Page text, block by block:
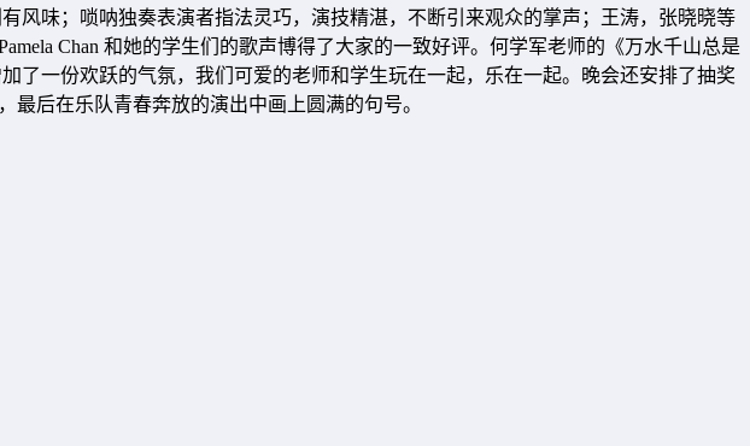
风味；唢呐独奏表演者指法灵巧，演技精湛，不断引来观众的掌声；王涛，张晓晓等
Chan 和她的学生们的歌声博得了大家的一致好评。何学军老师的《万水千山总是
了一份欢跃的气氛，我们可爱的老师和学生玩在一起，乐在一起。晚会还安排了抽奖
后在乐队青春奔放的演出中画上圆满的句号。